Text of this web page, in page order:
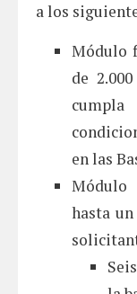
a los
Módulo
de
en las
Módulo
hasta